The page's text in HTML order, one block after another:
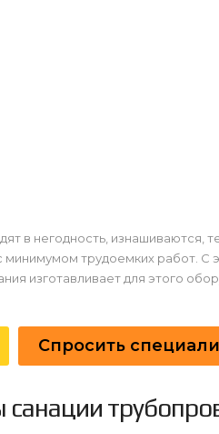
в негодность, изнашиваются,
минимумом трудоемких работ. С
изготавливает для этого
Спросить